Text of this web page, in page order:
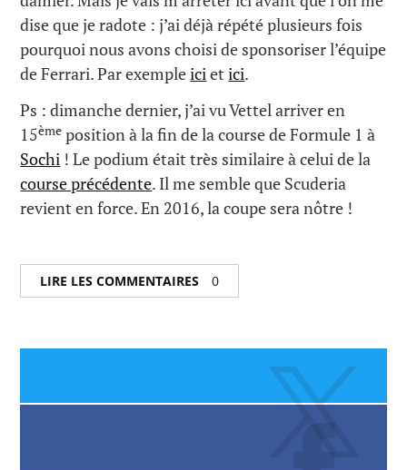
dise que je radote : j’ai déjà répété plusieurs fois
pourquoi nous avons choisi de sponsoriser l’équipe
de Ferrari. Par exempleicietici.
Ps : dimanche dernier, j’ai vu Vettel arriver en
15ème position à la fin de la course de Formule 1 à
Sochi ! Le podium était très similaire à celui de la
course précédente. Il me semble que Scuderia
revient en force. En 2016, la coupe sera nôtre !
LIRE LES COMMENTAIRES 0